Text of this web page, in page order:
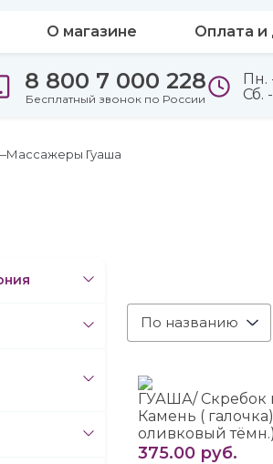
О магазине Оплата и
8 800 7 000 228
Бесплатный звонок по России
Пн.
Сб.
Массажеры Гуаша
По названию
ГУАША/ Скребок
Камень (
оливковый
375.00 руб.